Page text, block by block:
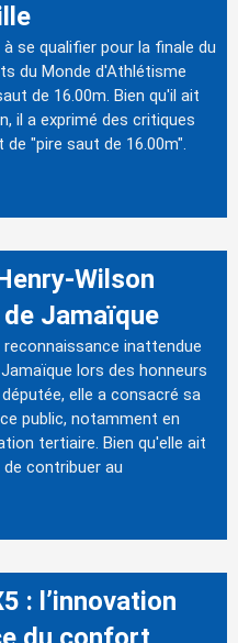
se qualifier pour la finale du
du Monde d'Athlétisme
de 16.00m. Bien qu'il ait
il a exprimé des critiques
"pire saut de 16.00m".
Wilson
de Jamaïque
inattendue
lors des honneurs
elle a consacré sa
public, notamment en
tertiaire. Bien qu'elle ait
contribuer au
: l’innovation